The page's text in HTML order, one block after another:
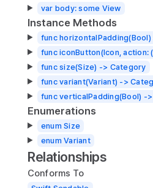
var body: some View
Instance Methods
func
func iconButton(Icon, action:
func size(Size) -> Category
func variant(Variant) ->
func verticalPadding(Bool) -
Enumerations
enum Size
enum Variant
Relationships
Conforms To